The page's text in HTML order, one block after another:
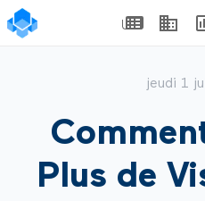
jeudi 1
Plus de